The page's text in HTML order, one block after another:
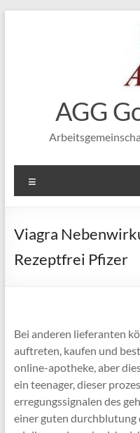
AGG
Viagra
Rezeptfrei Pfizer
Bei anderen lieferanten
auftreten, kaufen und
online-apotheke, aber
ein teenager, dieser
erregungssignalen des
einer guten durchblutung